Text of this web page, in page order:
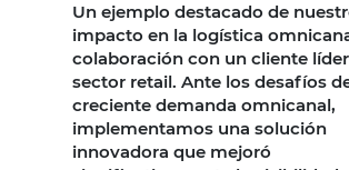
Un ejemplo destacado de
impacto en la logística
colaboración con un cliente
sector retail. Ante los desafíos
creciente demanda omnicanal,
implementamos una solución
innovadora que mejoró